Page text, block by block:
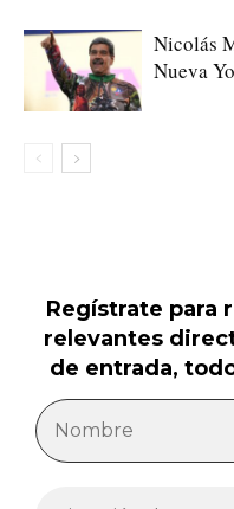
Nicolás
Nueva
Regístrate para
relevantes
de entrada,